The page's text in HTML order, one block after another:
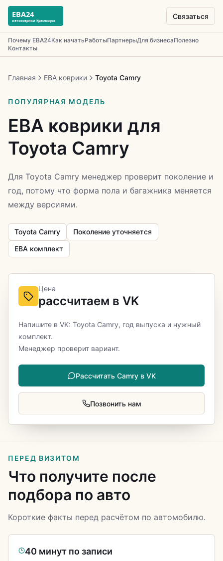
Связаться
Почему ЕВА24Как начатьРаботыПартнерыДля бизнесаПолезно
Контакты
Главная ЕВА коврики Toyota Camry
ПОПУЛЯРНАЯ МОДЕЛЬ
ЕВА коврики для
Toyota Camry
Для Toyota Camry менеджер проверит поколение и
год, потому что форма пола и багажника меняется
между версиями.
Toyota Camry
Поколение уточняется
ЕВА комплект
Цена
рассчитаем в VK
Напишите в VK: Toyota Camry, год выпуска и нужный
комплект.
Менеджер проверит вариант.
Рассчитать Camry в VK
Позвонить нам
ПЕРЕД ВИЗИТОМ
Что получите после
подбора по авто
Короткие факты перед расчётом по автомобилю.
40 минут по записи